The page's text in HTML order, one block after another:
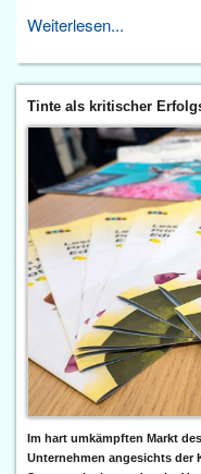
Weiterlesen...
Tinte als kritischer
Im hart umkämpften Markt
Unternehmen angesichts der